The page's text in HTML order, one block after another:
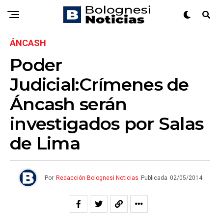
ÁNCASH
Poder
Judicial:Crímenes de
Áncash serán
investigados por Salas
de Lima
Por Redacción Bolognesi Noticias Publicada 02/05/2014